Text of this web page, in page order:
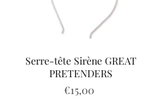
Serre-tête Sirène GREAT
PRETENDERS
€15,00